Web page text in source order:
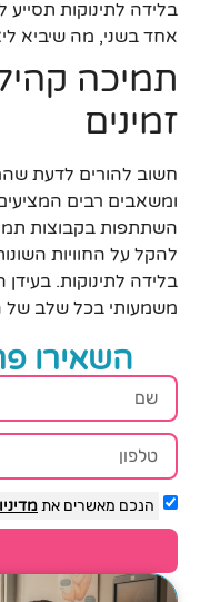
בלידה לתינוקות תסייע
אחד בשני, מה שיביא
תמיכה
זמינים
חשוב להורים לדעת
ומשאבים רבים
השתתפות בקבוצות
להקל על החוויות
בלידה לתינוקות. בעידן
משמעותי בכל שלב של
השאירו
הנכם מאשרים את